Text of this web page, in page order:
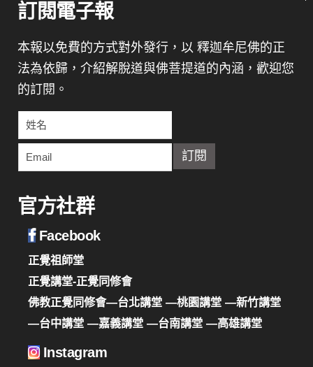
訂閱電子報
本報以免費的方式對外發行，以 釋迦牟尼佛的正
法為依歸，介紹解脫道與佛菩提道的內涵，歡迎您
的訂閱。
官方社群
Facebook
正覺祖師堂
正覺講堂-正覺同修會
佛教正覺同修會—台北講堂 —桃園講堂 —新竹講堂
—台中講堂 —嘉義講堂 —台南講堂 —高雄講堂
Instagram